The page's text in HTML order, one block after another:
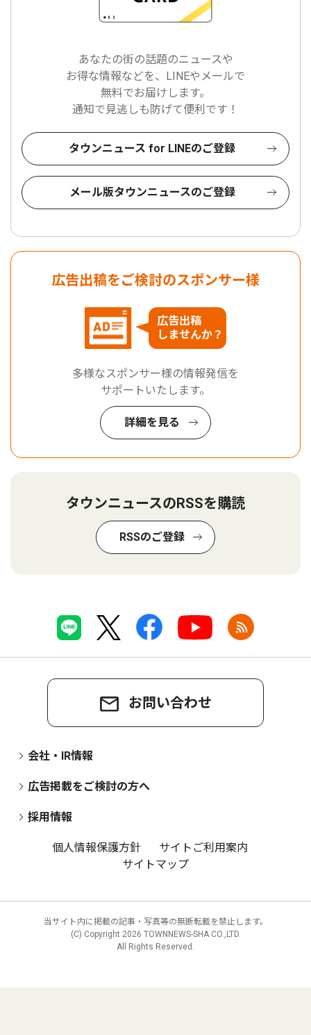
あなたの街の話題のニュースや
お得な情報などを、LINEやメールで
無料でお届けします。
通知で見逃しも防げて便利です！
タウンニュース for LINEのご登録
メール版タウンニュースのご登録
広告出稿をご検討のスポンサー様
広告出稿
しませんか？
多様なスポンサー様の情報発信を
サポートいたします。
詳細を見る
タウンニュースのRSSを購読
RSSのご登録
お問い合わせ
会社・IR情報
広告掲載をご検討の方へ
採用情報
個人情報保護方針
サイトご利用案内
サイトマップ
当サイト内に掲載の記事・写真等の無断転載を禁止します。
(C) Copyright 2026 TOWNNEWS-SHA CO.,LTD.
All Rights Reserved.